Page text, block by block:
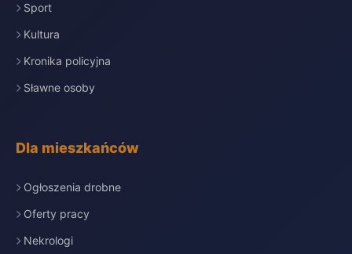
Sport
Kultura
Kronika policyjna
Sławne osoby
Dla mieszkańców
Ogłoszenia drobne
Oferty pracy
Nekrologi